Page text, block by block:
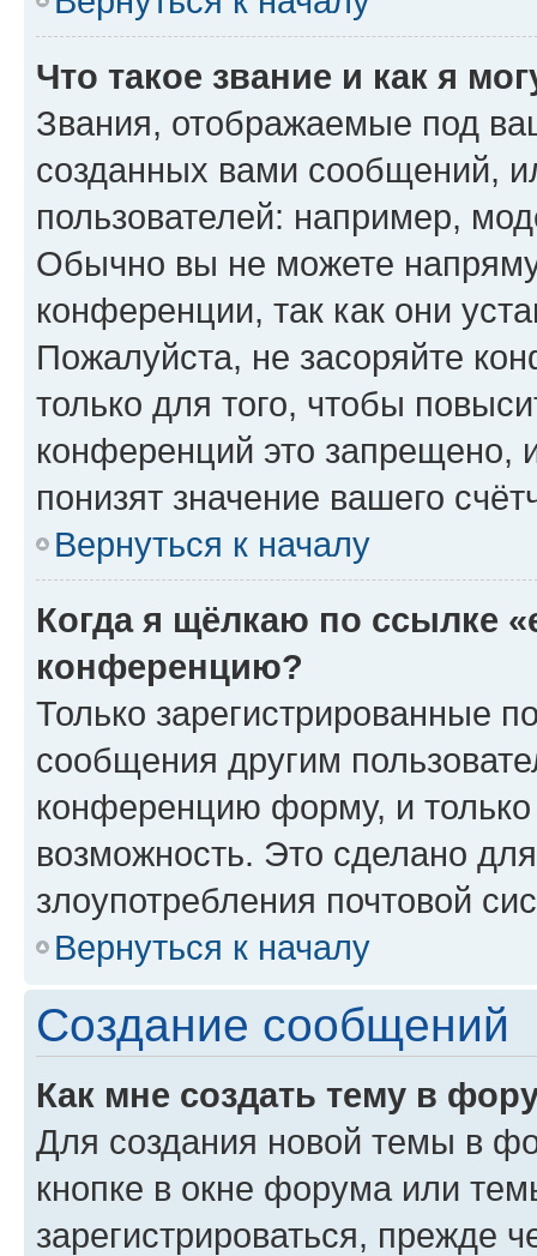
Что такое звание и как я
Звания, отображаемые под
созданных вами сообщений,
пользователей: например,
Обычно вы не можете
конференции, так как они
Пожалуйста, не засоряйте
только для того, чтобы
конференций это запрещено,
понизят значение вашего
Вернуться к началу
Когда я щёлкаю по ссылке
конференцию?
Только зарегистрированные
сообщения другим
конференцию форму, и
возможность. Это сделано
злоупотребления почтовой
Вернуться к началу
Создание сообщений
Как мне создать тему в
Для создания новой темы в
кнопке в окне форума или
зарегистрироваться, прежде